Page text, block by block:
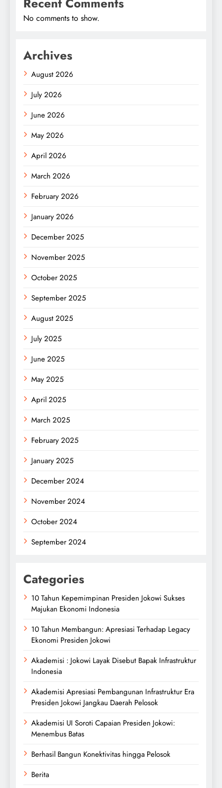
No comments to show.
Archives
August 2026
July 2026
June 2026
May 2026
April 2026
March 2026
February 2026
January 2026
December 2025
November 2025
October 2025
September 2025
August 2025
July 2025
June 2025
May 2025
April 2025
March 2025
February 2025
January 2025
December 2024
November 2024
October 2024
September 2024
Categories
10 Tahun Kepemimpinan Presiden Jokowi Sukses
Majukan Ekonomi Indonesia
10 Tahun Membangun: Apresiasi Terhadap Legacy
Ekonomi Presiden Jokowi
Akademisi : Jokowi Layak Disebut Bapak Infrastruktur
Indonesia
Akademisi Apresiasi Pembangunan Infrastruktur Era
Presiden Jokowi Jangkau Daerah Pelosok
Akademisi UI Soroti Capaian Presiden Jokowi:
Menembus Batas
Berhasil Bangun Konektivitas hingga Pelosok
Berita